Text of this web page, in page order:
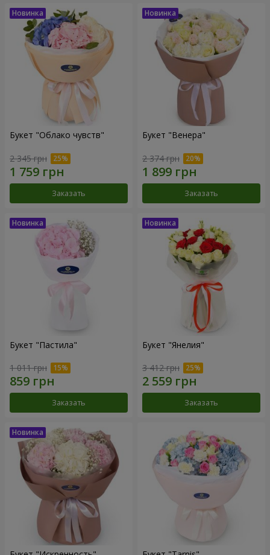
Букет "Облако чувств"
2 345 грн
Заказать
Букет "Венера"
2 374 грн
Заказать
Букет "Пастила"
1 011 грн
Заказать
Букет "Янелия"
3 412 грн
Заказать